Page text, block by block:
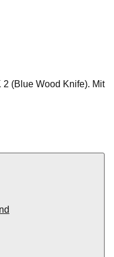
2 (Blue Wood Knife). Mit